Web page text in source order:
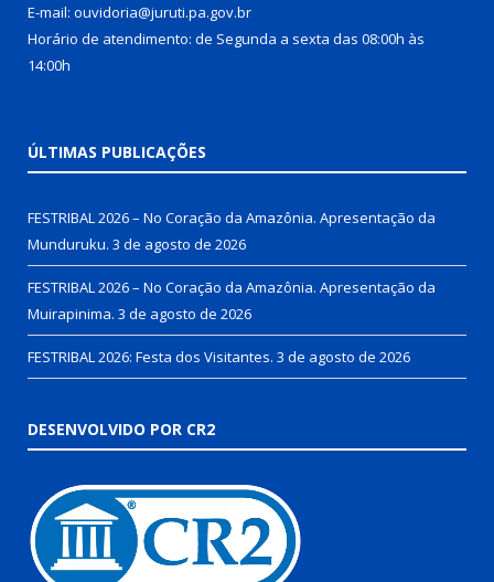
E-mail: ouvidoria@juruti.pa.gov.br
Horário de atendimento: de Segunda a sexta das 08:00h às
14:00h
ÚLTIMAS PUBLICAÇÕES
FESTRIBAL 2026 – No Coração da Amazônia. Apresentação da
Munduruku. 3 de agosto de 2026
FESTRIBAL 2026 – No Coração da Amazônia. Apresentação da
Muirapinima. 3 de agosto de 2026
FESTRIBAL 2026: Festa dos Visitantes. 3 de agosto de 2026
DESENVOLVIDO POR CR2